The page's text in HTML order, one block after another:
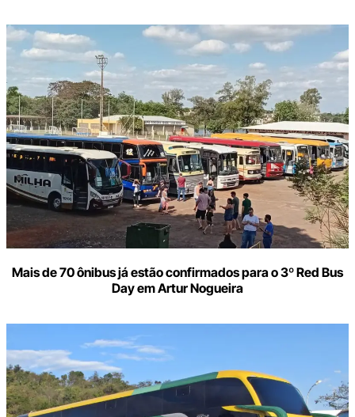
Mais de 70 ônibus já estão confirmados para o 3º Red Bus
Day em Artur Nogueira